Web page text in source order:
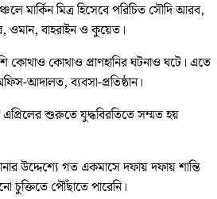
মার্কিন মিত্র হিসেবে পরিচিত সৌদি আরব,
বাহরাইন ও কুয়েত।
কোথাও কোথাও প্রাণহানির ঘটনাও ঘটে। এতে
আদালত, ব্যবসা-প্রতিষ্ঠান।
শুরুতে যুদ্ধবিরতিতে সম্মত হয়
উদ্দেশ্যে গত একমাসে দফায় দফায় শান্তি
পৌঁছাতে পারেনি।